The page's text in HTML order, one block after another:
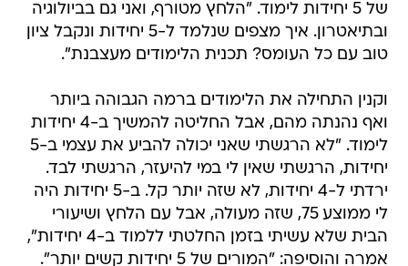
של 5 יחידות לימוד. "הלחץ מטורף, ואני גם בביולוגיה
ובתיאטרון. איך מצפים שנלמד ל-5 יחידות ונקבל ציון
טוב עם כל העומס? תכנית הלימודים מעצבנת".
וקנין התחילה את הלימודים ברמה הגבוהה ביותר
ואף נהנתה מהם, אבל החליטה להמשיך ב-4 יחידות
לימוד. "לא הרגשתי שאני יכולה להביע את עצמי ב-5
יחידות, הרגשתי שאין לי במי להיעזר, הרגשתי לבד.
ירדתי ל-4 יחידות, לא שזה יותר קל. ב-5 יחידות היה
לי ממוצע 75, שזה מעולה, אבל עם הלחץ ושיעורי
הבית שלא עשיתי בזמן החלטתי ללמוד ב-4 יחידות",
אמרה והוסיפה: "המורים של 5 יחידות קשים יותר".